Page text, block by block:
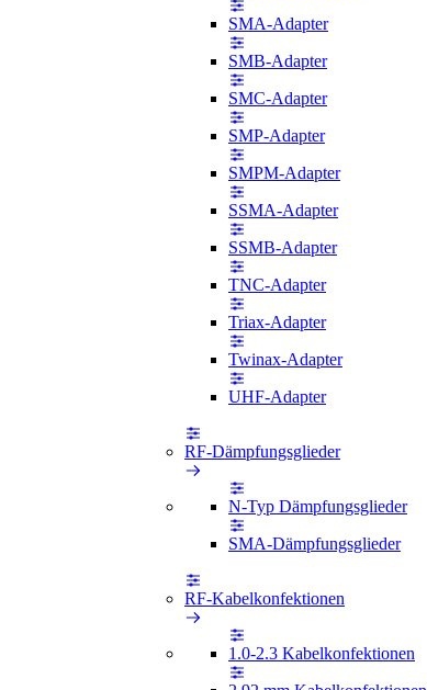
SMA-Adapter
SMB-Adapter
SMC-Adapter
SMP-Adapter
SMPM-Adapter
SSMA-Adapter
SSMB-Adapter
TNC-Adapter
Triax-Adapter
Twinax-Adapter
UHF-Adapter
RF-Dämpfungsglieder
N-Typ Dämpfungsglieder
SMA-Dämpfungsglieder
RF-Kabelkonfektionen
1.0-2.3 Kabelkonfektionen